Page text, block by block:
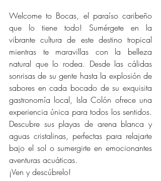
Welcome to Bocas, el paraíso caribeño
que lo tiene todo! Sumérgete en la
vibrante cultura de este destino tropical
mientras te maravillas con la belleza
natural que lo rodea. Desde las cálidas
sonrisas de su gente hasta la explosión de
sabores en cada bocado de su exquisita
gastronomía local, Isla Colón ofrece una
experiencia única para todos los sentidos.
Descubre sus playas de arena blanca y
aguas cristalinas, perfectas para relajarte
bajo el sol o sumergirte en emocionantes
aventuras acuáticas.
¡Ven y descúbrelo!